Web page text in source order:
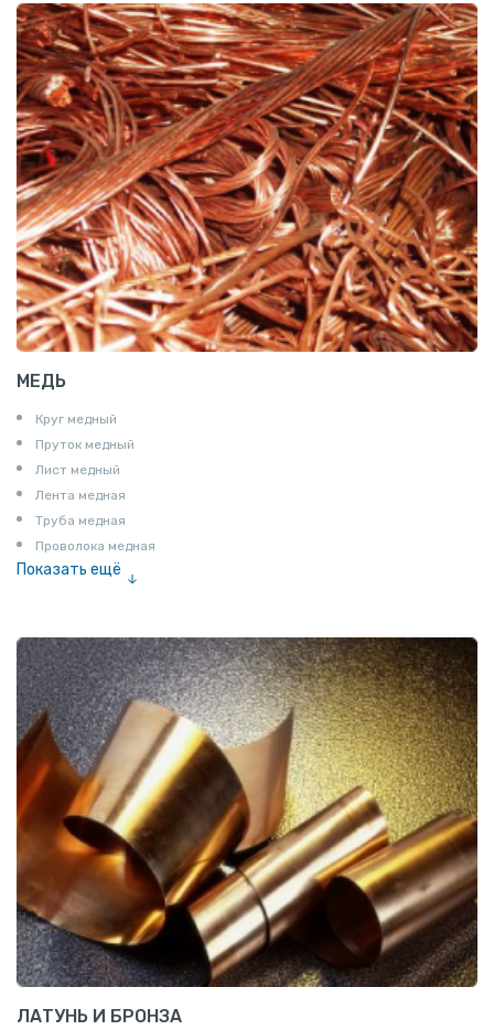
МЕДЬ
Круг медный
Пруток медный
Лист медный
Лента медная
Труба медная
Проволока медная
Показать ещё
ЛАТУНЬ И БРОНЗА